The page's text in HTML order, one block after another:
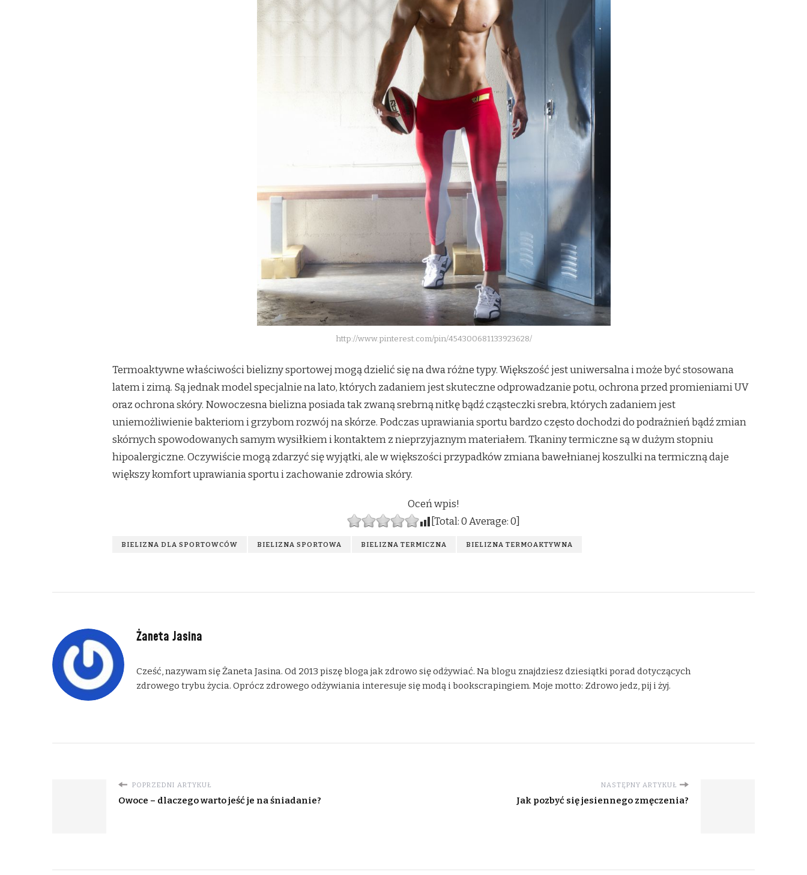
http://www.pinterest.com/pin/454300681133923628/
Termoaktywne właściwości bielizny sportowej mogą dzielić się na dwa różne typy. Większość jest uniwersalna i może być stosowana
latem i zimą. Są jednak model specjalnie na lato, których zadaniem jest skuteczne odprowadzanie potu, ochrona przed promieniami UV
oraz ochrona skóry. Nowoczesna bielizna posiada tak zwaną srebrną nitkę bądź cząsteczki srebra, których zadaniem jest
uniemożliwienie bakteriom i grzybom rozwój na skórze. Podczas uprawiania sportu bardzo często dochodzi do podrażnień bądź zmian
skórnych spowodowanych samym wysiłkiem i kontaktem z nieprzyjaznym materiałem. Tkaniny termiczne są w dużym stopniu
hipoalergiczne. Oczywiście mogą zdarzyć się wyjątki, ale w większości przypadków zmiana bawełnianej koszulki na termiczną daje
większy komfort uprawiania sportu i zachowanie zdrowia skóry.
Oceń wpis!
[Total:0Average:0
BIELIZNA DLA SPORTOWCÓW BIELIZNA SPORTOWA BIELIZNA TERMICZNA BIELIZNA TERMOAKTYWNA
Żaneta Jasina
Cześć, nazywam się Żaneta Jasina. Od 2013 piszę bloga jak zdrowo się odżywiać. Na blogu znajdziesz dziesiątki porad dotyczących
zdrowego trybu życia. Oprócz zdrowego odżywiania interesuje się modą i bookscrapingiem. Moje motto: Zdrowo jedz, pij i żyj.
POPRZEDNI ARTYKUŁ
Owoce – dlaczego warto jeść je na śniadanie?
NASTĘPNY ARTYKUŁ
Jak pozbyć się jesiennego zmęczenia?